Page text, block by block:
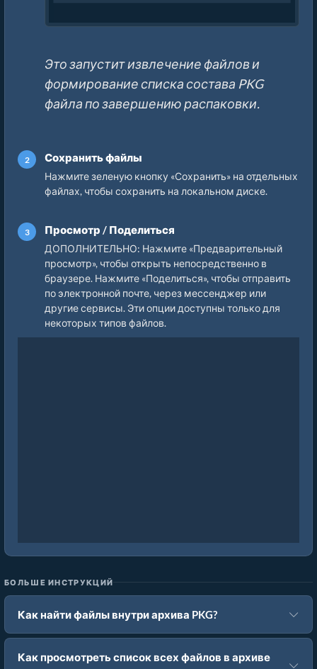
Это запустит извлечение файлов и
формирование списка состава PKG
файла по завершению распаковки.
Сохранить файлы
Нажмите зеленую кнопку «Сохранить» на отдельных
файлах, чтобы сохранить на локальном диске.
Просмотр / Поделиться
ДОПОЛНИТЕЛЬНО: Нажмите «Предварительный
просмотр», чтобы открыть непосредственно в
браузере. Нажмите «Поделиться», чтобы отправить
по электронной почте, через мессенджер или
другие сервисы. Эти опции доступны только для
некоторых типов файлов.
БОЛЬШЕ ИНСТРУКЦИЙ
Как найти файлы внутри архива PKG?
Как просмотреть список всех файлов в архиве